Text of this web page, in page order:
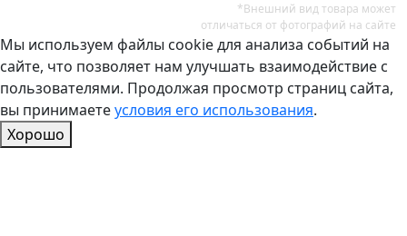
*Внешний вид товара может
отличаться от фотографий на сайте
Мы используем файлы cookie для анализа событий на
сайте, что позволяет нам улучшать взаимодействие с
пользователями. Продолжая просмотр страниц сайта,
вы принимаетеусловия его использования.
Хорошо